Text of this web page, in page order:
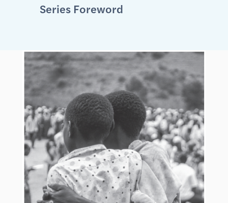
Series Foreword